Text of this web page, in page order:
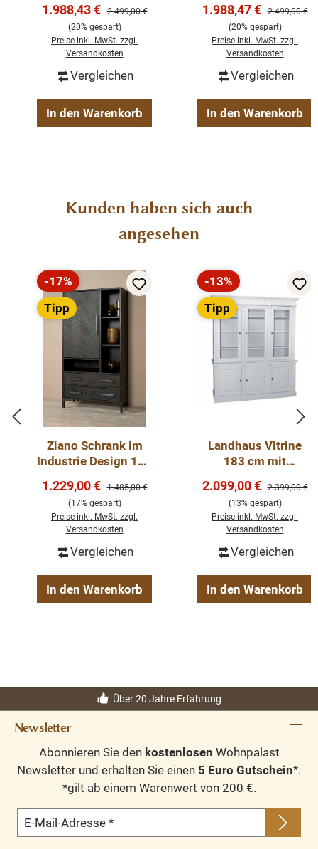
Erhältlich ist das Modell auch als zweitürige und
dreitürige Variante.
fertig montiert
2-teilig Ober & Unterteil
Farbe weiß
200 cm
Verkaufspreis:
1.988,43 € Regulärer Preis:
2.499,00 €
(20% gespart)
Preise inkl. MwSt. zzgl.
Versandkosten
Vergleichen
In den Warenkorb
Schwarz 200 cm
Verkaufspreis:
1.988,47 € Regulärer
2.499,00 €
(20% gespart)
Preise inkl. MwSt. zzgl.
Versandkosten
Vergleichen
In den Warenkorb
Produktgalerie überspringen
Kunden haben sich auch
angesehen
Rabatt
-17%
Tipp
Ziano Schrank im
Industrie Design 190
Verkaufspreis:
1.229,00 € Regulärer Preis:
1.485,00 €
(17% gespart)
Preise inkl. MwSt. zzgl.
Versandkosten
Vergleichen
In den Warenkorb
Rabatt
-13%
Tipp
Landhaus Vitrine
183 cm mit
verschiedene
Varianten
Verkaufspreis:
2.099,00 € Regulärer
2.399,00 €
(13% gespart)
Preise inkl. MwSt. zzgl.
Versandkosten
Vergleichen
In den Warenkorb
Über 20 Jahre Erfahrung
Newsletter
Abonnieren Sie den kostenlosen Wohnpalast
Newsletter und erhalten Sie einen 5 Euro Gutschein*.
*gilt ab einem Warenwert von 200 €.
E-Mail-Adresse *